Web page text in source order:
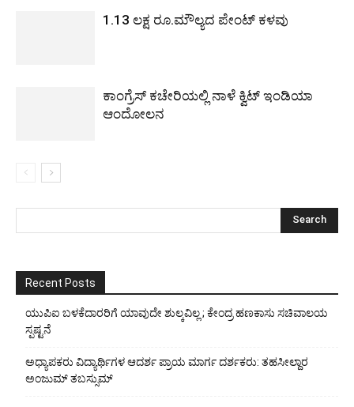
1.13 ಲಕ್ಷ ರೂ.ಮೌಲ್ಯದ ಪೇಂಟ್ ಕಳವು
ಕಾಂಗ್ರೆಸ್ ಕಚೇರಿಯಲ್ಲಿ ನಾಳೆ ಕ್ವಿಟ್ ಇಂಡಿಯಾ
ಆಂದೋಲನ
Recent Posts
ಯುಪಿಐ ಬಳಕೆದಾರರಿಗೆ ಯಾವುದೇ ಶುಲ್ಕವಿಲ್ಲ ; ಕೇಂದ್ರ ಹಣಕಾಸು ಸಚಿವಾಲಯ
ಸ್ಪಷ್ಟನೆ
ಅಧ್ಯಾಪಕರು ವಿದ್ಯಾರ್ಥಿಗಳ ಆದರ್ಶ ಪ್ರಾಯ ಮಾರ್ಗ ದರ್ಶಕರು: ತಹಸೀಲ್ದಾರ
ಅಂಜುಮ್ ತಬಸ್ಸುಮ್